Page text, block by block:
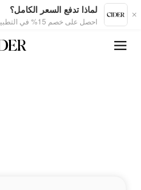
لماذا تدفع السعر الكامل؟
احصل على خصم 15% في التطبيق